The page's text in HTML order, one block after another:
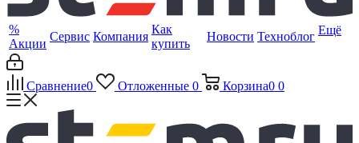
%
Акции
Сервис Компания
Как
купить
Новости Техноблог Ещё
Сравнение0 Отложенные 0 Корзина0 0